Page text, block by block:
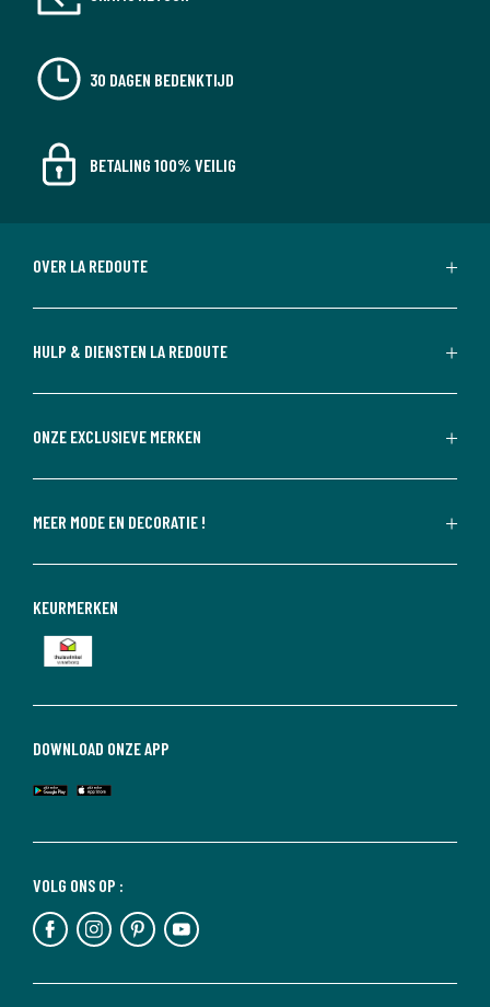
30 DAGEN BEDENKTIJD
BETALING 100% VEILIG
OVER LA REDOUTE
HULP & DIENSTEN LA REDOUTE
ONZE EXCLUSIEVE MERKEN
MEER MODE EN DECORATIE !
VOLG ONS OP :
DOWNLOAD ONZE APP
KEURMERKEN